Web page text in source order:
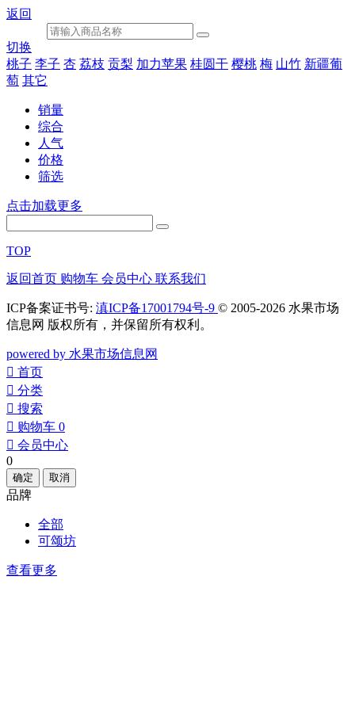
返回
切换
桃子 李子 杏 荔枝 贡梨 加力苹果 桂圆干 樱桃 梅 山竹 新疆葡
萄 其它
销量
综合
人气
价格
筛选
点击加载更多
TOP
返回首页 购物车 会员中心 联系我们
ICP备案证书号: 滇ICP备17001794号-9 © 2005-2026 水果市场
信息网 版权所有，并保留所有权利。
powered by 水果市场信息网
󰀁 首页
󰀂 分类
󰀃 搜索
󰀄 购物车 0
󰀅 会员中心
0
确定 取消
品牌
全部
可颂坊
查看更多